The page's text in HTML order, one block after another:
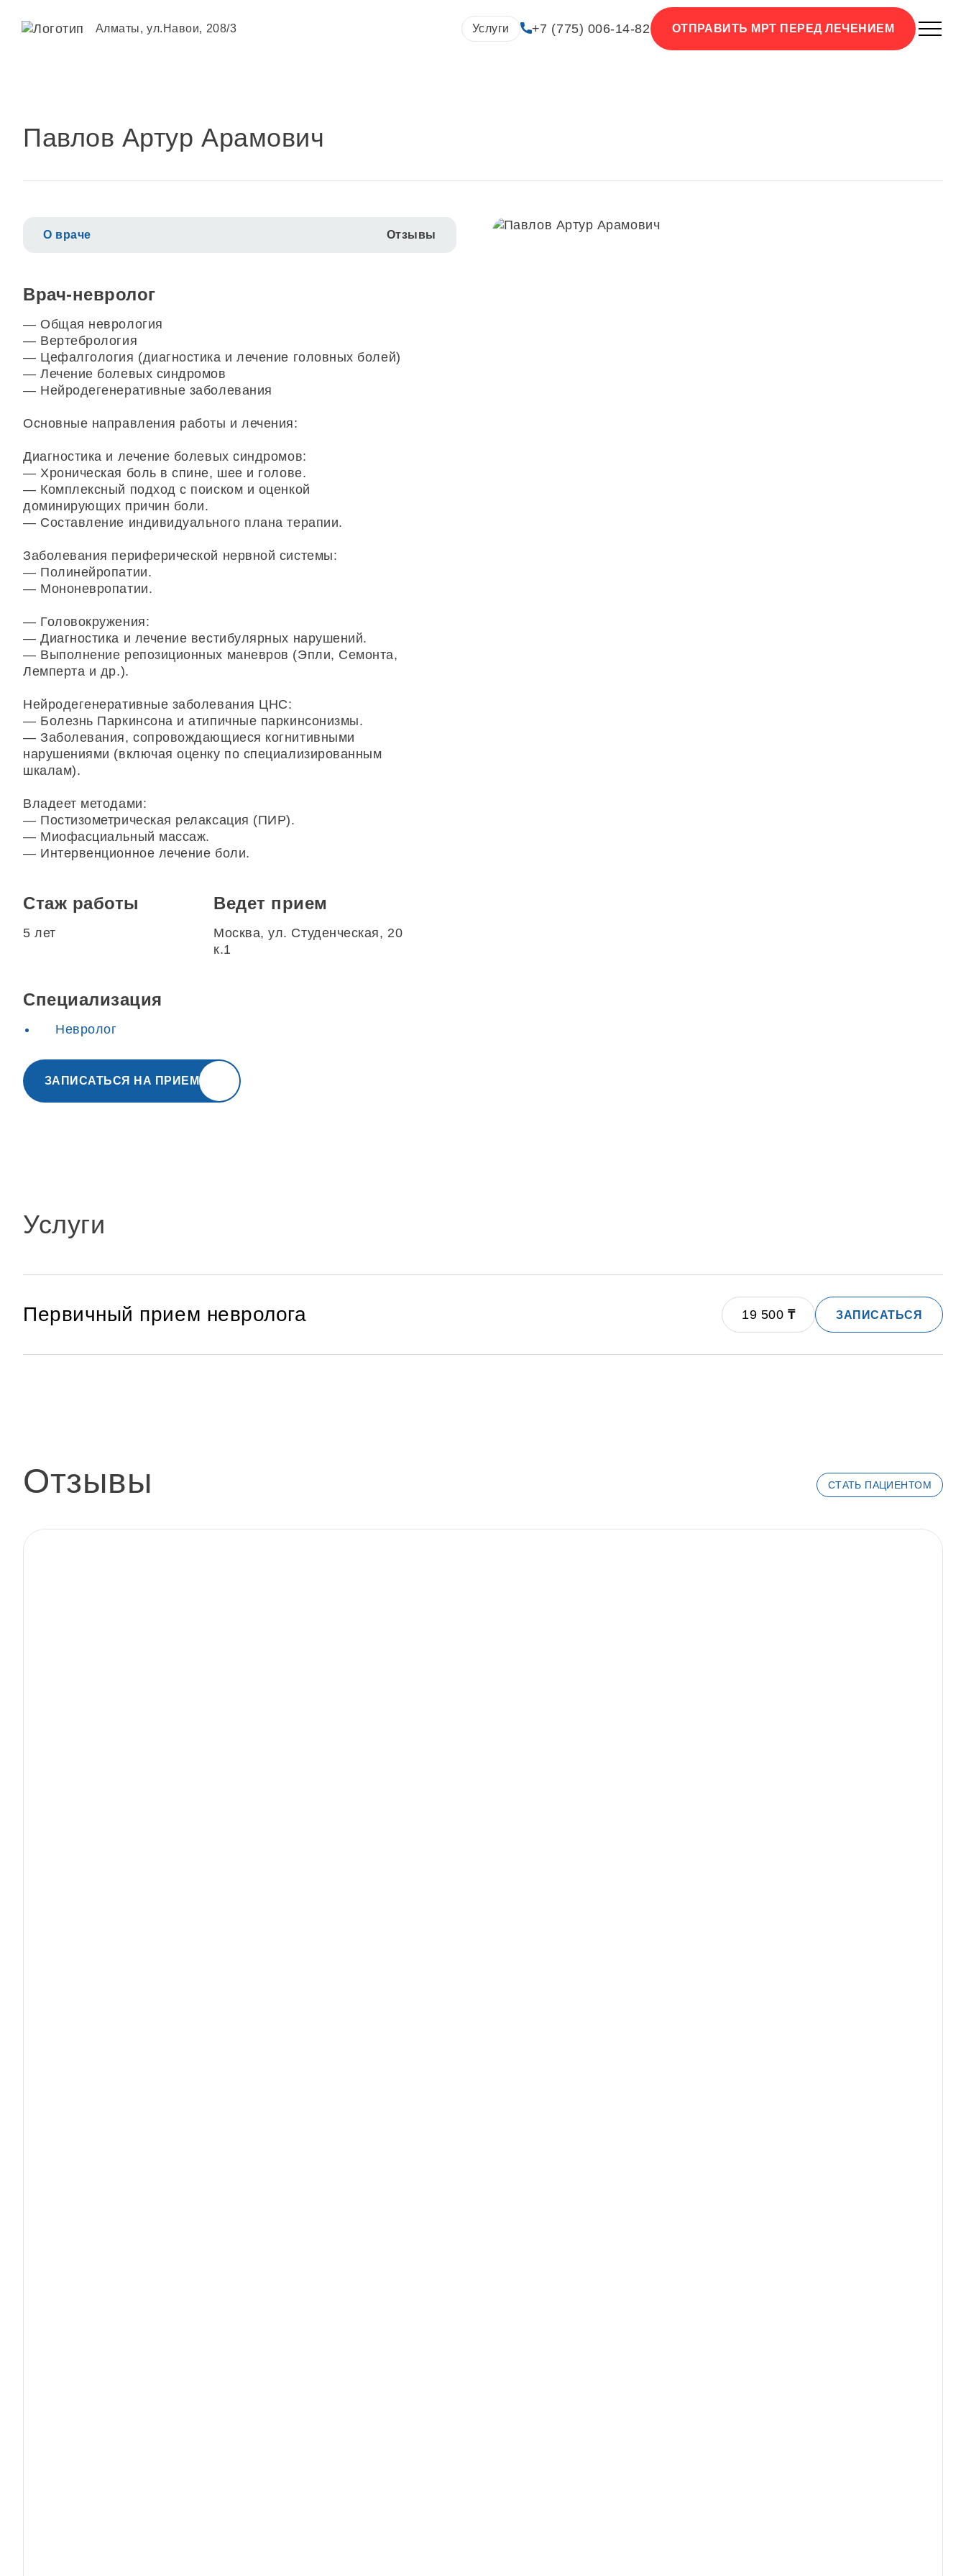
Алматы, ул.Навои, 208/3 Услуги +7 (775) 006-14-82 ОТПРАВИТЬ МРТ ПЕРЕД ЛЕЧЕНИЕМ
Павлов Артур Арамович
О враче Отзывы
Врач-невролог
— Общая неврология
— Вертебрология
— Цефалгология (диагностика и лечение головных болей)
— Лечение болевых синдромов
— Нейродегенеративные заболевания
Основные направления работы и лечения:
Диагностика и лечение болевых синдромов:
— Хроническая боль в спине, шее и голове.
— Комплексный подход с поиском и оценкой
доминирующих причин боли.
— Составление индивидуального плана терапии.
Заболевания периферической нервной системы:
— Полинейропатии.
— Мононевропатии.
— Головокружения:
— Диагностика и лечение вестибулярных нарушений.
— Выполнение репозиционных маневров (Эпли, Семонта,
Лемперта и др.).
Нейродегенеративные заболевания ЦНС:
— Болезнь Паркинсона и атипичные паркинсонизмы.
— Заболевания, сопровождающиеся когнитивными
нарушениями (включая оценку по специализированным
шкалам).
Владеет методами:
— Постизометрическая релаксация (ПИР).
— Миофасциальный массаж.
— Интервенционное лечение боли.
Стаж работы
5 лет
Ведет прием
Москва, ул. Студенческая, 20
к.1
Специализация
Невролог
ЗАПИСАТЬСЯ НА ПРИЕМ
Услуги
Первичный прием невролога 19 500 ₸ ЗАПИСАТЬСЯ
Отзывы СТАТЬ ПАЦИЕНТОМ